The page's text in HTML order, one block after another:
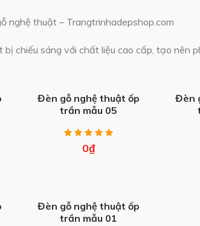
nghệ thuật – Trangtrinhadepshop.com
chiếu sáng với chất liệu cao cấp, tạo nên
Đèn gỗ nghệ thuật ốp
trần mẫu 05
0₫
Đèn
Đèn gỗ nghệ thuật ốp
trần mẫu 01